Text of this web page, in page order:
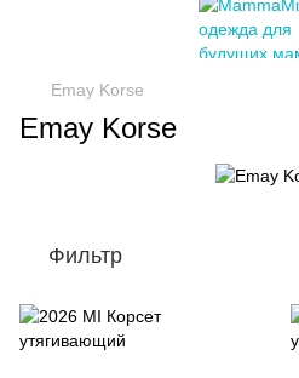
Emay Korse
Emay Korse
Фильтр